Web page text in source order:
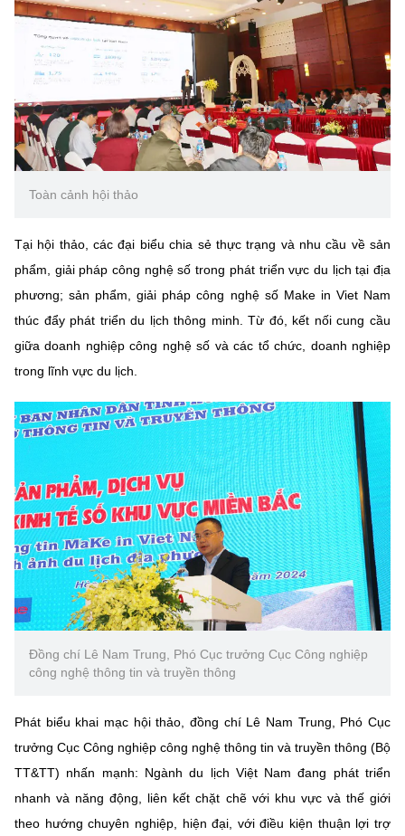
Năng lượng nguyên tử
Nhiệm vụ trọng tâm
Chọn ngôn ngữ
Vietnamese English
BỘ KHOA HỌC VÀ CÔNG NGHỆ
Điều khoản sử dụng Theo dõi MST: Góp ý
Cơ quan chủ quản: Bộ Khoa học và Công nghệ (MST)
Chịu trách nhiệm nội dung: Nguyễn Thị Hải Hằng
Giám đốc Trung tâm Truyền thông Khoa học và Công nghệ.
Liên hệ
Điện thoại: 024 3936 9506
Email:stc@mst.gov.vn
©2026 Bản quyền thuộc Bộ Khoa Học và Công Nghệ
(Ghi rõ nguồn "https://mst.gov.vn" khi phát hành lại thông tin từ
website này)
Toàn cảnh hội thảo
Tại hội thảo, các đại biểu chia sẻ thực trạng và nhu cầu về sản
phẩm, giải pháp công nghệ số trong phát triển vực du lịch tại địa
phương; sản phẩm, giải pháp công nghệ số Make in Viet Nam
thúc đẩy phát triển du lịch thông minh. Từ đó, kết nối cung cầu
giữa doanh nghiệp công nghệ số và các tổ chức, doanh nghiệp
trong lĩnh vực du lịch.
Đồng chí Lê Nam Trung, Phó Cục trưởng Cục Công nghiệp
công nghệ thông tin và truyền thông
Phát biểu khai mạc hội thảo, đồng chí Lê Nam Trung, Phó Cục
trưởng Cục Công nghiệp công nghệ thông tin và truyền thông (Bộ
TT&TT) nhấn mạnh: Ngành du lịch Việt Nam đang phát triển
nhanh và năng động, liên kết chặt chẽ với khu vực và thế giới
theo hướng chuyên nghiệp, hiện đại, với điều kiện thuận lợi trợ